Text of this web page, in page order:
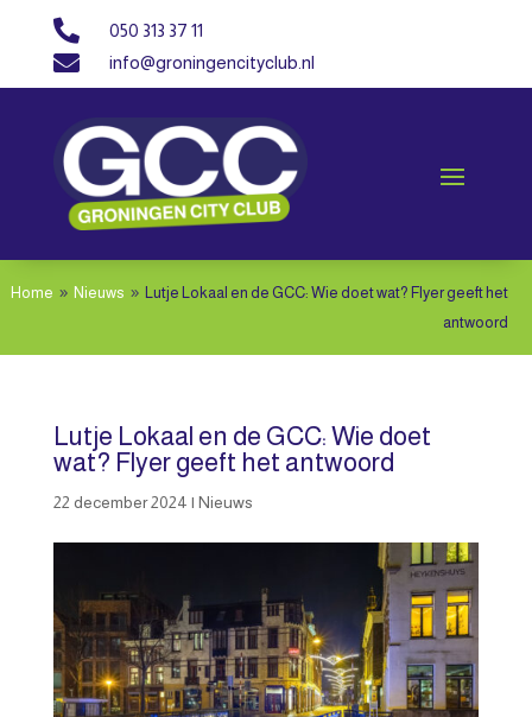
 050 313 37 11
 info@groningencityclub.nl
Home 9 Nieuws 9 Lutje Lokaal en de GCC: Wie doet wat? Flyer geeft het
antwoord
Lutje Lokaal en de GCC: Wie doet
wat? Flyer geeft het antwoord
22 december 2024 | Nieuws